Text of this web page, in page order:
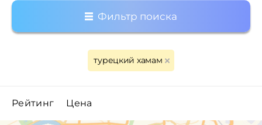
Фильтр поиска
турецкий хамам
Рейтинг Цена